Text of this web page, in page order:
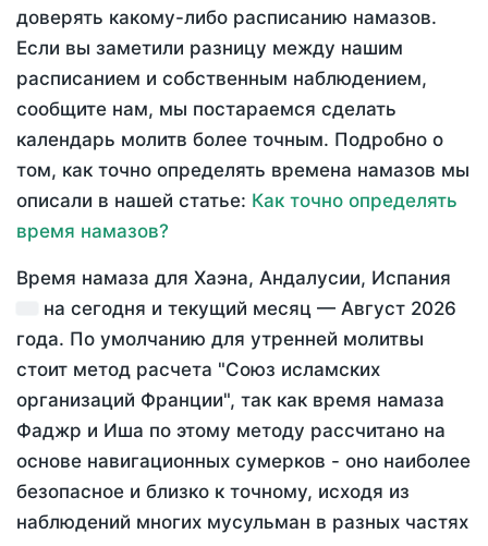
доверять какому-либо расписанию намазов.
Если вы заметили разницу между нашим
расписанием и собственным наблюдением,
сообщите нам, мы постараемся сделать
календарь молитв более точным. Подробно о
том, как точно определять времена намазов мы
описали в нашей статье: Как точно определять
время намазов?
Время намаза для Хаэна, Андалусии, Испания
на сегодня и текущий месяц — Август 2026
года. По умолчанию для утренней молитвы
стоит метод расчета "Союз исламских
организаций Франции", так как время намаза
Фаджр и Иша по этому методу рассчитано на
основе навигационных сумерков - оно наиболее
безопасное и близко к точному, исходя из
наблюдений многих мусульман в разных частях